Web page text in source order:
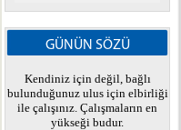
GÜNÜN SÖZÜ
Kendiniz için değil, bağlı
bulunduğunuz ulus için elbirliği
ile çalışınız. Çalışmaların en
yükseği budur.